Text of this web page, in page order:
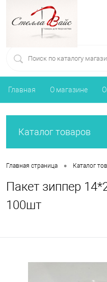
Главная О магазине
Каталог товаров
Главная страница • Каталог
Пакет зиппер
100шт